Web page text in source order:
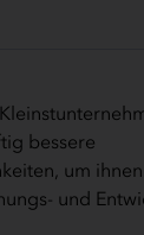
bessere
um
und